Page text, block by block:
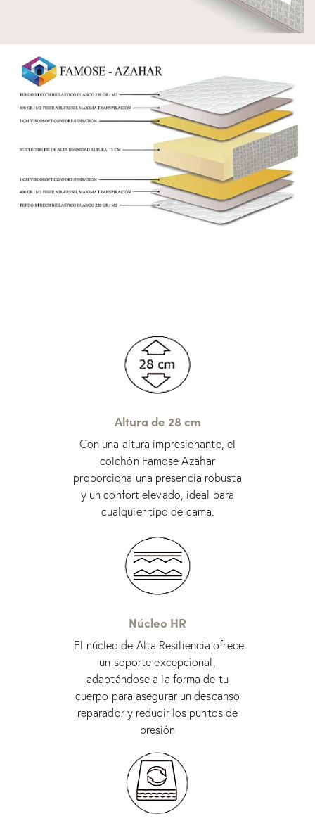
Altura de 28 cm
Con una altura impresionante, el
colchón Famose Azahar
proporciona una presencia robusta
y un confort elevado, ideal para
cualquier tipo de cama.
Núcleo HR
El núcleo de Alta Resiliencia ofrece
un soporte excepcional,
adaptándose a la forma de tu
cuerpo para asegurar un descanso
reparador y reducir los puntos de
presión